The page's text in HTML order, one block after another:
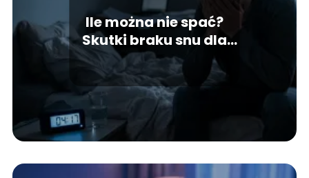
Ile można nie spać?
Skutki braku snu dla
organizmu